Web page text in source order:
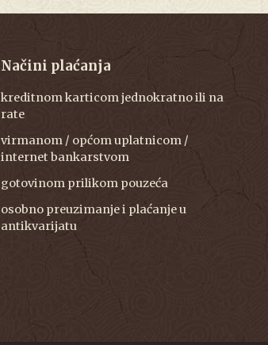
Načini plaćanja
kreditnom karticom jednokratno ili na
rate
virmanom / općom uplatnicom /
internet bankarstvom
gotovinom prilikom pouzeća
osobno preuzimanje i plaćanje u
antikvarijatu